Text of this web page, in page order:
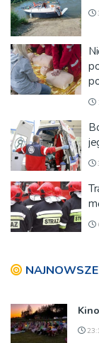
NAJNOWSZE